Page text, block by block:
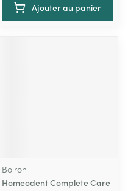
Ajouter au panier
Boiron
Homeodent Complete Care